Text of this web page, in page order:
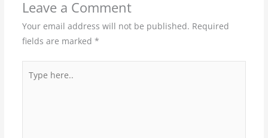
Leave a Comment
Your email address will not be published. Required
fields are marked *
here..